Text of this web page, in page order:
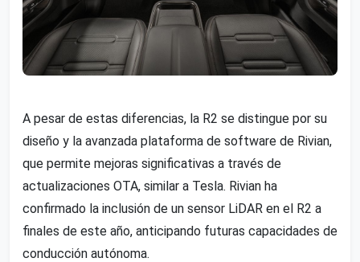
A pesar de estas diferencias, la R2 se distingue por su
diseño y la avanzada plataforma de software de Rivian,
que permite mejoras significativas a través de
actualizaciones OTA, similar a Tesla. Rivian ha
confirmado la inclusión de un sensor LiDAR en el R2 a
finales de este año, anticipando futuras capacidades de
conducción autónoma.